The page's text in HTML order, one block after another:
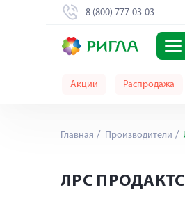
8 (800) 777-03-03
Акции Распродажа
Главная Производители
ЛРС